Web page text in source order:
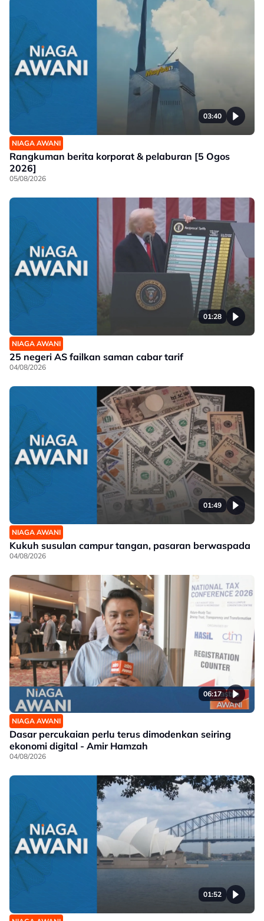
03:40
NIAGA AWANI
Rangkuman berita korporat & pelaburan [5 Ogos
2026]
05/08/2026
01:28
NIAGA AWANI
25 negeri AS failkan saman cabar tarif
04/08/2026
01:49
NIAGA AWANI
Kukuh susulan campur tangan, pasaran berwaspada
04/08/2026
06:17
NIAGA AWANI
Dasar percukaian perlu terus dimodenkan seiring
ekonomi digital - Amir Hamzah
04/08/2026
01:52